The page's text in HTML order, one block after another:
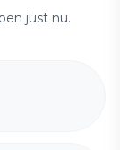
just nu.